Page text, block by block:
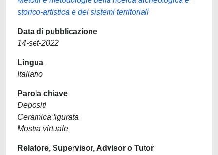
storico-artistica e dei sistemi territoriali
Data di pubblicazione
14-set-2022
Lingua
Italiano
Parola chiave
Depositi
Ceramica figurata
Mostra virtuale
Relatore, Supervisor, Advisor o Tutor